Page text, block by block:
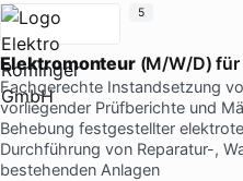
Elektromonteur(M/W/D) für
Fachgerechte Instandsetzung
vorliegender Prüfberichte und
Behebung festgestellter
Durchführung von Reparatur-,
bestehenden Anlagen
5